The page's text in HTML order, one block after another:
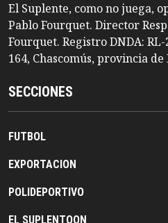
El Suplente, como no juega,
Pablo Fourquet. Director
Fourquet. Registro DNDA:
164, Chascomús, provincia de
SECCIONES
FUTBOL
EXPORTACION
POLIDEPORTIVO
EL SUPLENTOON